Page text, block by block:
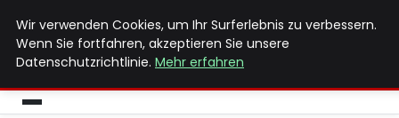
MAX NEUKIRCHNER
Wir verwenden Cookies, um Ihr Surferlebnis zu verbessern.
Wenn Sie fortfahren, akzeptieren Sie unsere
Datenschutzrichtlinie. Mehr erfahren